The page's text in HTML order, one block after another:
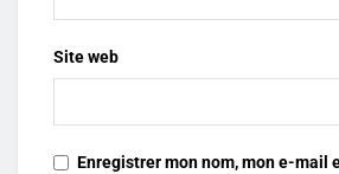
Site web
Enregistrer mon nom, mon e-mail